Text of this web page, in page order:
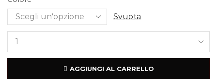
Svuota
AGGIUNGI AL CARRELLO